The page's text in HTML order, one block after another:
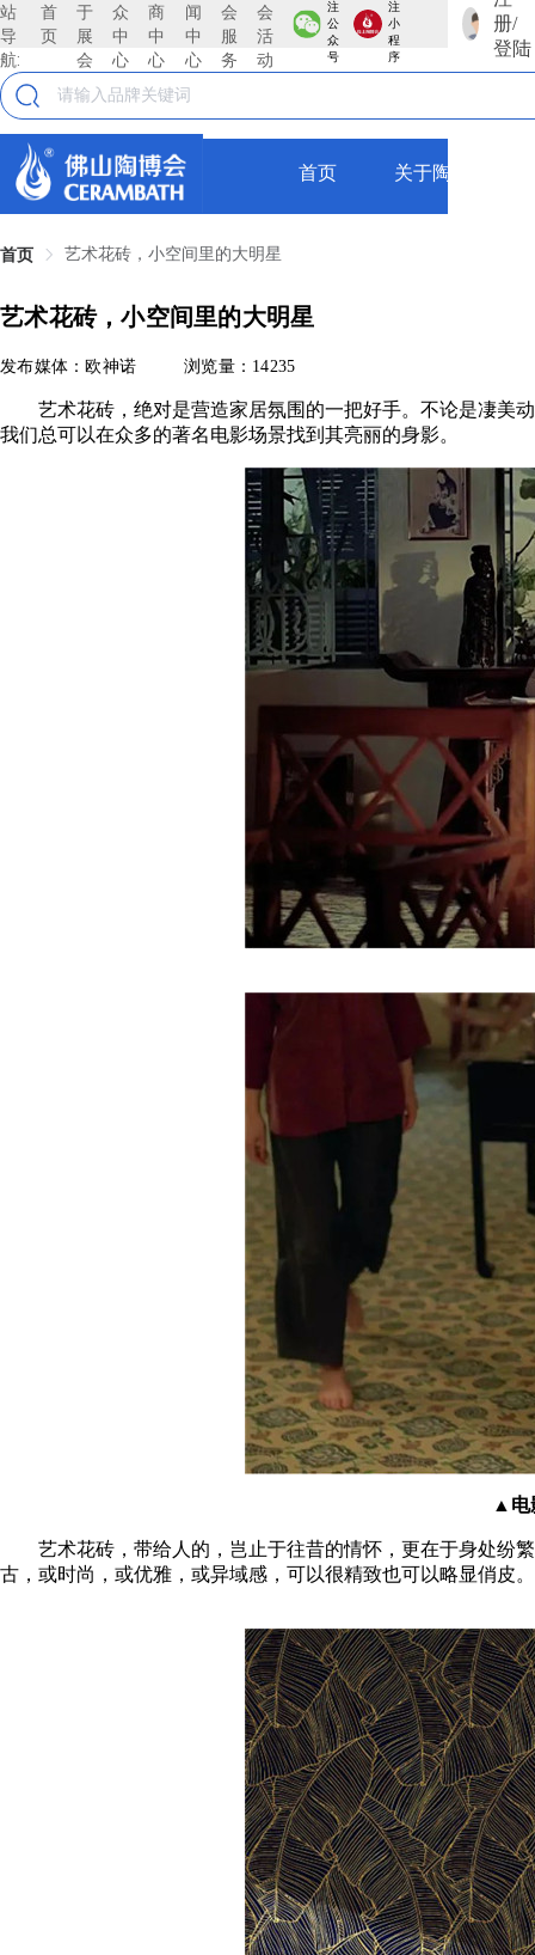
站
导
航:
首
页
于
展
会
众
中
心
商
中
心
闻
中
心
会
服
务
会
活
动
注
公
众
号
注
小
程
序
册/
登陆
首页 关于陶博会
首页 艺术花砖，小空间里的大明星
艺术花砖，小空间里的大明星
发布媒体：欧神诺 浏览量：14235
艺术花砖，绝对是营造家居氛围的一把好手。不论是凄美动
我们总可以在众多的著名电影场景找到其亮丽的身影。
▲电
艺术花砖，带给人的，岂止于往昔的情怀，更在于身处纷繁
古，或时尚，或优雅，或异域感，可以很精致也可以略显俏皮